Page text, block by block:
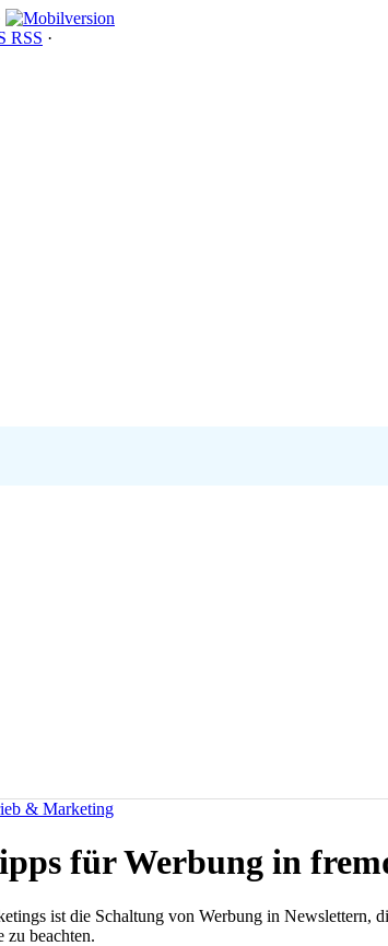
RSS ·
& Marketing
für Werbung in
ist die Schaltung von Werbung in Newslettern,
zu beachten.